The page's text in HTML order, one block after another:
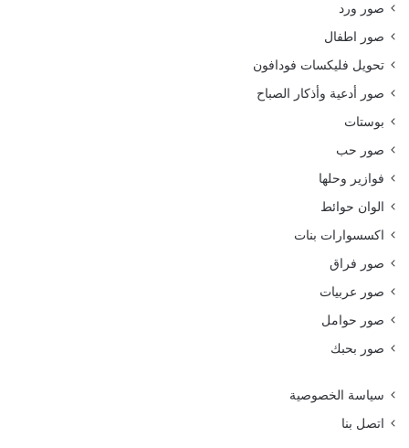
صور ورد
صور اطفال
تحويل فليكسات فودافون
صور أدعية وأذكار الصباح
بوستات
صور حب
فوازير وحلها
الوان حوائط
اكسسوارات بنات
صور فراق
صور عربيات
صور حوامل
صور بحبك
سياسة الخصوصية
اتصل بنا